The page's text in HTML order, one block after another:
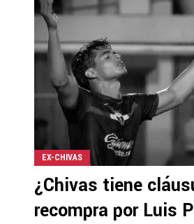
EX-CHIVAS
¿Chivas tiene
recompra por Luis